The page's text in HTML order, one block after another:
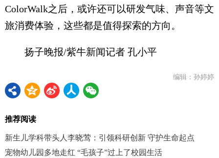
ColorWalk之后，或许还可以研发气味、声音等文
旅消费体验，这些都是值得探索的方向。
扬子晚报/紫牛新闻记者 孔小平
编辑：孙婷婷
推荐阅读
新生儿学科带头人李晓莺：引领科研创新 守护生命起点
宠物幼儿园多地走红 “毛孩子”过上了校园生活